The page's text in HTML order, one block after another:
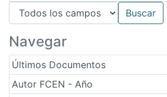
Navegar
Últimos Documentos
Autor FCEN - Año